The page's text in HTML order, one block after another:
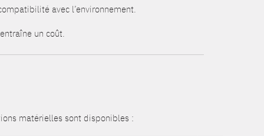
avec l’environnement.
un coût.
matérielles sont disponibles :